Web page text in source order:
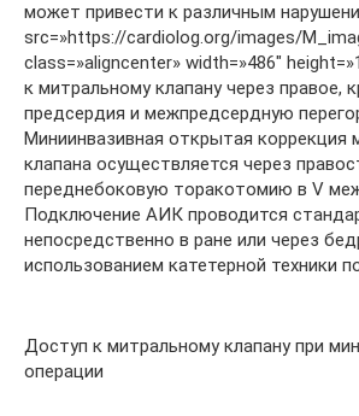
может привести к различным
src=»https://cardiolog.org/images/
class=»aligncenter» width=»486″
к митральному клапану через правое,
предсердия и межпредсердную
Миниинвазивная открытая коррекция
клапана осуществляется через
переднебоковую торакотомию в V
Подключение АИК проводится
непосредственно в ране или через
использованием катетерной техники
Доступ к митральному клапану при
операции